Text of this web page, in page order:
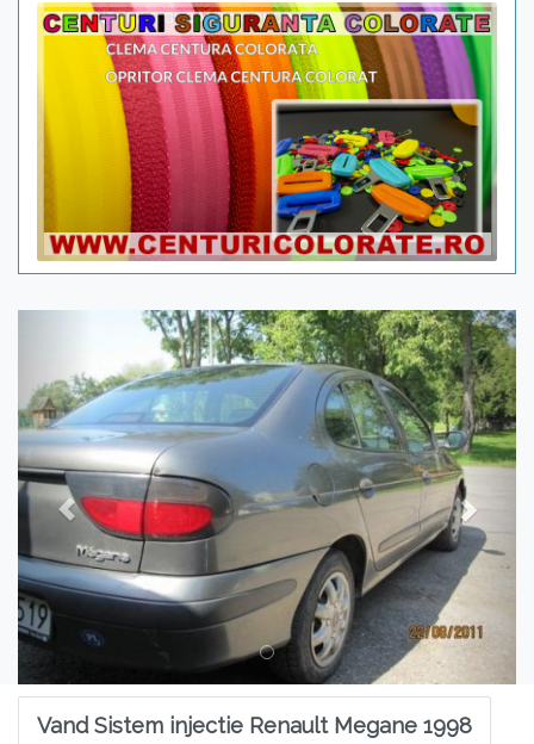
Previous Next
Vand Sistem injectie Renault Megane 1998